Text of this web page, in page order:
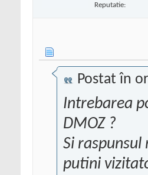
Reputatie:
Postat în
Intrebarea
DMOZ ?
Si raspunsul
putini